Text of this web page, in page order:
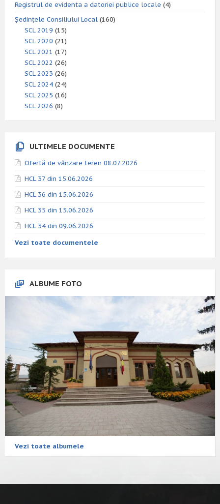
Registrul de evidenta a datoriei publice locale (4)
Ședințele Consiliului Local (160)
SCL 2019 (15)
SCL 2020 (21)
SCL 2021 (17)
SCL 2022 (26)
SCL 2023 (26)
SCL 2024 (24)
SCL 2025 (16)
SCL 2026 (8)
ULTIMELE DOCUMENTE
Ofertă de vânzare teren 08.07.2026
HCL 37 din 15.06.2026
HCL 36 din 15.06.2026
HCL 35 din 15.06.2026
HCL 34 din 09.06.2026
Vezi toate documentele
ALBUME FOTO
Vezi toate albumele